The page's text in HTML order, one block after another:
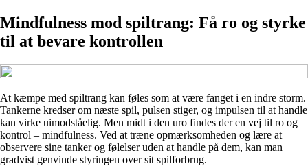
Mindfulness mod spiltrang: Få ro og styrke
til at bevare kontrollen
At kæmpe med spiltrang kan føles som at være fanget i en indre storm.
Tankerne kredser om næste spil, pulsen stiger, og impulsen til at handle
kan virke uimodståelig. Men midt i den uro findes der en vej til ro og
kontrol – mindfulness. Ved at træne opmærksomheden og lære at
observere sine tanker og følelser uden at handle på dem, kan man
gradvist genvinde styringen over sit spilforbrug.